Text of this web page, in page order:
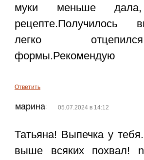
муки меньше
рецепте.Получилось
легко
формы.Рекомендую
Ответить
марина: 05.07.2024 в 14:12
Татьяна! Выпечка у
выше всяких похвал!